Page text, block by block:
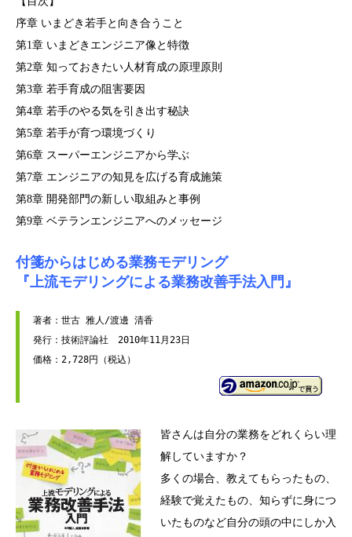
序章 いまどき若手と向き合うこと
第1章 いまどきエンジニア像と特徴
第2章 知っておきたい人材育成の原理原則
第3章 若手育成の阻害要因
第4章 若手のやる気を引き出す秘訣
第5章 若手が育つ環境づくり
第6章 スーパーエンジニアから学ぶ
第7章 エンジニアの知見を広げる育成施策
第8章 開発部門の新しい取組みと事例
第9章 ベテランエンジニアへのメッセージ
付箋からはじめる業務モデリング
『上流モデリングによる業務改善手法入門』
著者：世古 雅人/渡邊 清香
発行：技術評論社　2010年11月23日
皆さんは自分の業務をどれくらい理
解していますか？
多くの場合、教えてもらったもの、
経験で覚えたもの、知らずに身につ
いたものなど自分の頭の中にしか入